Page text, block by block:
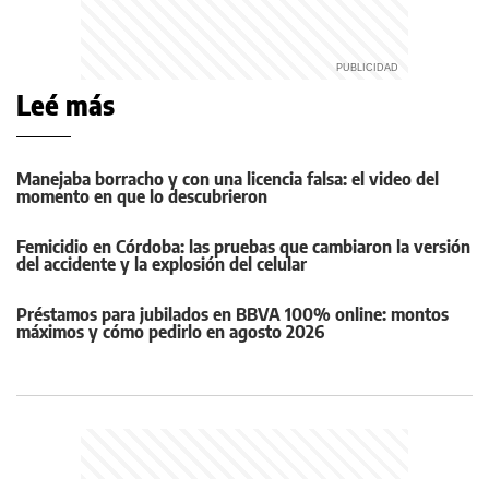
Leé más
Manejaba borracho y con una licencia falsa: el video del
momento en que lo descubrieron
Femicidio en Córdoba: las pruebas que cambiaron la versión
del accidente y la explosión del celular
Préstamos para jubilados en BBVA 100% online: montos
máximos y cómo pedirlo en agosto 2026